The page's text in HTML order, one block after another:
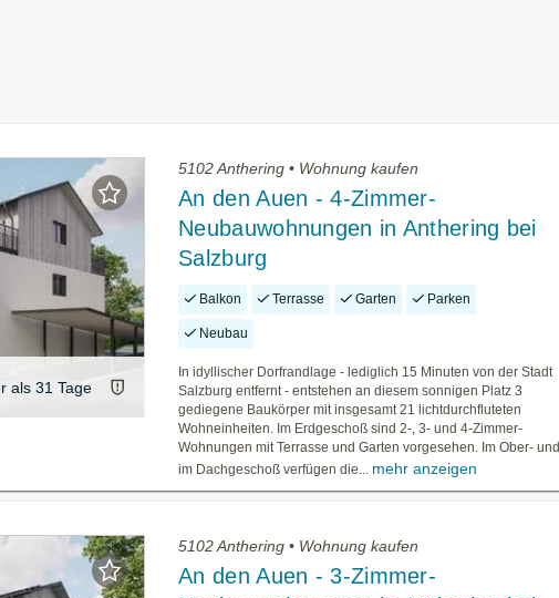
als 31 Tage
5102 Anthering • Wohnung kaufen
An den Auen - 4-Zimmer-
Neubauwohnungen in Anthering bei
Salzburg
Balkon Terrasse Garten Parken
Neubau
In idyllischer Dorfrandlage - lediglich 15 Minuten von der Stadt
Salzburg entfernt - entstehen an diesem sonnigen Platz 3
gediegene Baukörper mit insgesamt 21 lichtdurchfluteten
Wohneinheiten. Im Erdgeschoß sind 2-, 3- und 4-Zimmer-
Wohnungen mit Terrasse und Garten vorgesehen. Im Ober- und
im Dachgeschoß verfügen die... mehr anzeigen
5102 Anthering • Wohnung kaufen
An den Auen - 3-Zimmer-